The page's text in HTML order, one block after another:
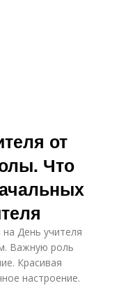
от
Что
День учителя
Важную роль
Красивая
настроение.